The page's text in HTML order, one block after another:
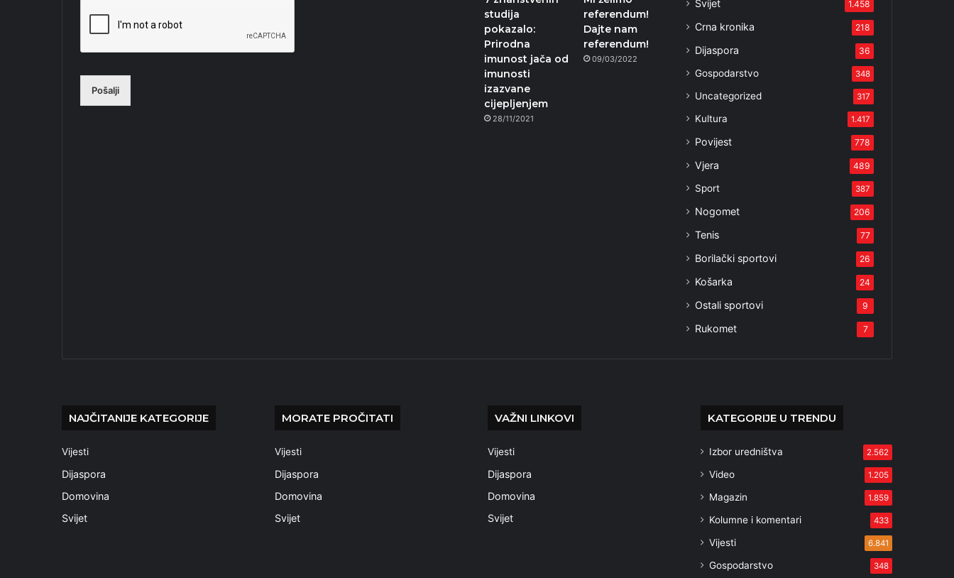
Pošalji
studija
pokazalo:
Prirodna
imunost jača od
imunosti
izazvane
cijepljenjem
28/11/2021
referendum!
Dajte nam
referendum!
09/03/2022
Svijet 1.458
Crna kronika 218
Dijaspora 36
Gospodarstvo 348
Uncategorized 317
Kultura 1.417
Povijest 778
Vjera 489
Sport 387
Nogomet 206
Tenis 77
Borilački sportovi 26
Košarka 24
Ostali sportovi 9
Rukomet 7
NAJČITANIJE KATEGORIJE
Vijesti
Dijaspora
Domovina
Svijet
MORATE PROČITATI
Vijesti
Dijaspora
Domovina
Svijet
VAŽNI LINKOVI
Vijesti
Dijaspora
Domovina
Svijet
KATEGORIJE U TRENDU
Izbor uredništva 2.562
Video 1.205
Magazin 1.859
Kolumne i komentari 433
Vijesti 6.841
Gospodarstvo 348